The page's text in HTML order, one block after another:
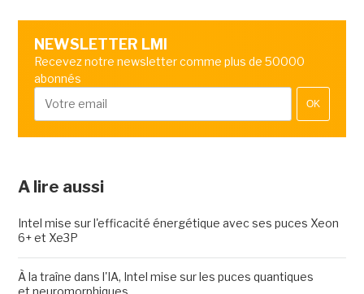
NEWSLETTER LMI
Recevez notre newsletter comme plus de 50000
abonnés
OK
A lire aussi
Intel mise sur l'efficacité énergétique avec ses puces Xeon
6+ et Xe3P
À la traîne dans l'IA, Intel mise sur les puces quantiques
et neuromorphiques